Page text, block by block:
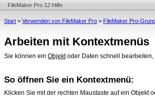
FileMaker Pro 12 Hilfe
Start > Verwenden von FileMaker Pro > FileMaker Pro-
Arbeiten mit Kontextmenüs
Sie können ein Objektoder Daten schnell
So öffnen Sie ein Kontextmenü:
Klicken Sie mit der rechten Maustaste auf ein Objekt